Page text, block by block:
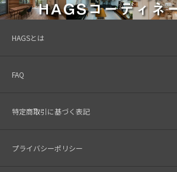
HAGSとは
FAQ
特定商取引に基づく表記
プライバシーポリシー